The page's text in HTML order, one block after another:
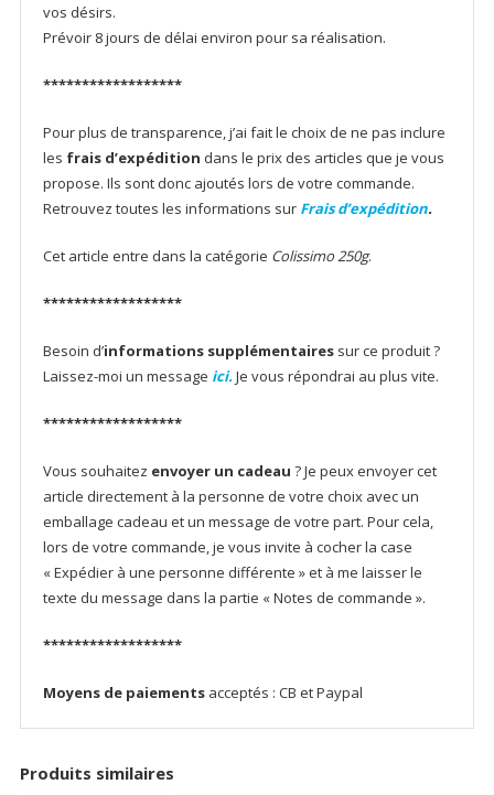
vos désirs.
Prévoir 8 jours de délai environ pour sa réalisation.
******************
Pour plus de transparence, j’ai fait le choix de ne pas inclure
les frais d’expédition dans le prix des articles que je vous
propose. Ils sont donc ajoutés lors de votre commande.
Retrouvez toutes les informations sur Frais d’expédition.
Cet article entre dans la catégorie Colissimo 250g.
******************
Besoin d’informations supplémentairessur ce produit ?
Laissez-moi un message ici.Je vous répondrai au plus vite.
******************
Vous souhaitez envoyer un cadeau ? Je peux envoyer cet
article directement à la personne de votre choix avec un
emballage cadeau et un message de votre part. Pour cela,
lors de votre commande, je vous invite à cocher la case
« Expédier à une personne différente » et à me laisser le
texte du message dans la partie « Notes de commande ».
******************
Moyens de paiementsacceptés : CB et Paypal
Produits similaires